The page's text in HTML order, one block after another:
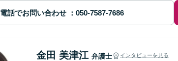
電話でお問い合わせ
金田 美津江 弁護士 インタビューを見る